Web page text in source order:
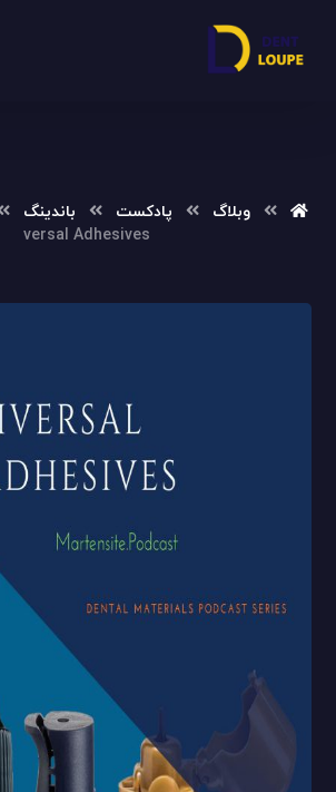
وبلاگ پادکست باندینگ
versal Adhesives